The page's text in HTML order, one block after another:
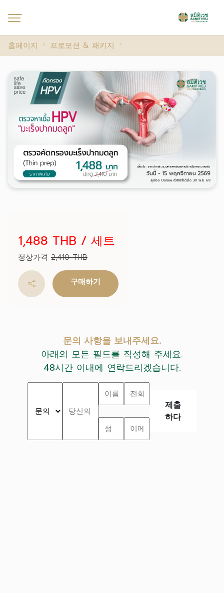
홈페이지 프로모션 & 패키지
1,488 THB / 세트
정상가격 2,410 THB
구매하기
문의 사항을 보내주세요.
아래의 모든 필드를 작성해 주세요.
48시간 이내에 연락드리겠습니다.
제출
하다